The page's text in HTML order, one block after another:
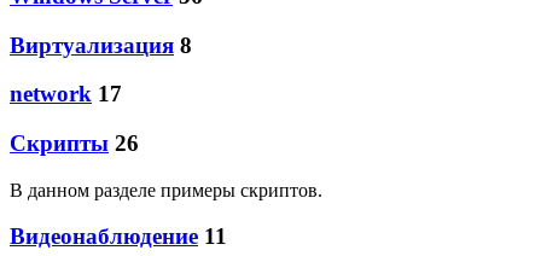
Виртуализация 8
network 17
Скрипты 26
В данном разделе примеры скриптов.
Видеонаблюдение 11